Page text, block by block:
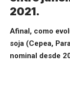
2021.
Afinal, como
soja (Cepea,
nominal desde